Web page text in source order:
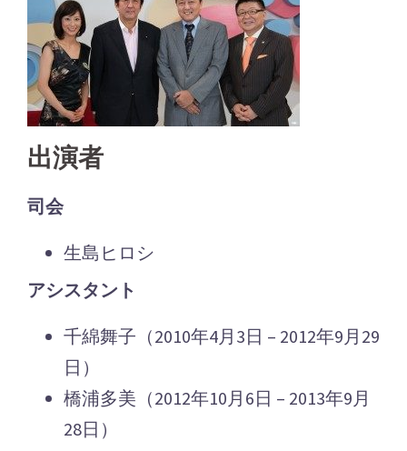
出演者
司会
生島ヒロシ
アシスタント
千綿舞子（2010年4月3日 – 2012年9月29
日）
橋浦多美（2012年10月6日 – 2013年9月
28日）